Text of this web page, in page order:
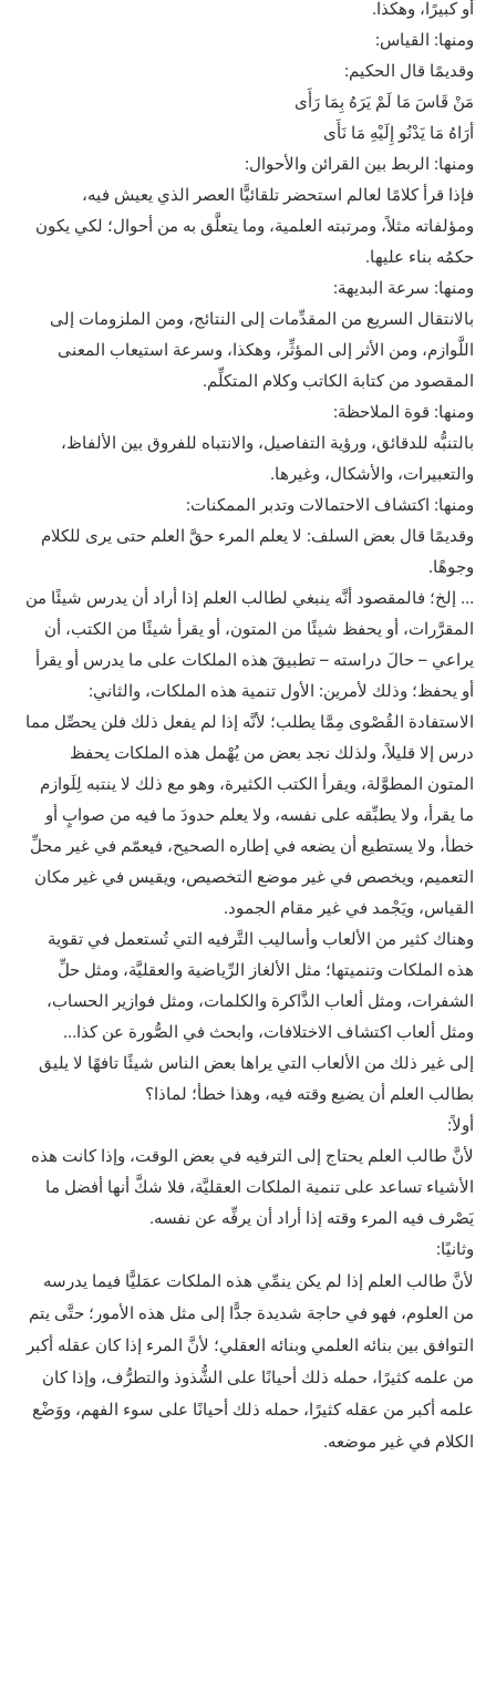
أو كبيرًا، وهكذا.
ومنها: القياس:
وقديمًا قال الحكيم:
مَنْ قَاسَ مَا لَمْ يَرَهُ بِمَا رَأَى
أرَاهُ مَا يَدْنُو إِلَيْهِ مَا نَأَى
ومنها: الربط بين القرائن والأحوال:
فإذا قرأ كلامًا لعالم استحضر تلقائيًّا العصر الذي يعيش فيه،
ومؤلفاته مثلاً، ومرتبته العلمية، وما يتعلَّق به من أحوال؛ لكي يكون
حكمُه بناء عليها.
ومنها: سرعة البديهة:
بالانتقال السريع من المقدِّمات إلى النتائج، ومن الملزومات إلى
اللَّوازم، ومن الأثر إلى المؤثِّر، وهكذا، وسرعة استيعاب المعنى
المقصود من كتابة الكاتب وكلام المتكلِّم.
ومنها: قوة الملاحظة:
بالتنبُّه للدقائق، ورؤية التفاصيل، والانتباه للفروق بين الألفاظ،
والتعبيرات، والأشكال، وغيرها.
ومنها: اكتشاف الاحتمالات وتدبر الممكنات:
وقديمًا قال بعض السلف: لا يعلم المرء حقَّ العلم حتى يرى للكلام
وجوهًا.
… إلخ؛ فالمقصود أنَّه ينبغي لطالب العلم إذا أراد أن يدرس شيئًا من
المقرَّرات، أو يحفظ شيئًا من المتون، أو يقرأ شيئًا من الكتب، أن
يراعي – حالَ دراسته – تطبيقَ هذه الملكات على ما يدرس أو يقرأ
أو يحفظ؛ وذلك لأمرين: الأول تنمية هذه الملكات، والثاني:
الاستفادة القُصْوى مِمَّا يطلب؛ لأنَّه إذا لم يفعل ذلك فلن يحصِّل مما
درس إلا قليلاً، ولذلك نجد بعض من يُهْمل هذه الملكات يحفظ
المتون المطوَّلة، ويقرأ الكتب الكثيرة، وهو مع ذلك لا ينتبه لِلَوازم
ما يقرأ، ولا يطبِّقه على نفسه، ولا يعلم حدودَ ما فيه من صوابٍ أو
خطأ، ولا يستطيع أن يضعه في إطاره الصحيح، فيعمّم في غير محلِّ
التعميم، ويخصص في غير موضع التخصيص، ويقيس في غير مكان
القياس، ويَجْمد في غير مقام الجمود.
وهناك كثير من الألعاب وأساليب التَّرفيه التي تُستعمل في تقوية
هذه الملكات وتنميتها؛ مثل الألغاز الرِّياضية والعقليَّة، ومثل حلِّ
الشفرات، ومثل ألعاب الذَّاكرة والكلمات، ومثل فوازير الحساب،
ومثل ألعاب اكتشاف الاختلافات، وابحث في الصُّورة عن كذا…
إلى غير ذلك من الألعاب التي يراها بعض الناس شيئًا تافهًا لا يليق
بطالب العلم أن يضيع وقته فيه، وهذا خطأ؛ لماذا؟
أولاً:
لأنَّ طالب العلم يحتاج إلى الترفيه في بعض الوقت، وإذا كانت هذه
الأشياء تساعد على تنمية الملكات العقليَّة، فلا شكَّ أنها أفضل ما
يَصْرف فيه المرء وقته إذا أراد أن يرفِّه عن نفسه.
وثانيًا:
لأنَّ طالب العلم إذا لم يكن ينمِّي هذه الملكات عمَليًّا فيما يدرسه
من العلوم، فهو في حاجة شديدة جدًّا إلى مثل هذه الأمور؛ حتَّى يتم
التوافق بين بنائه العلمي وبنائه العقلي؛ لأنَّ المرء إذا كان عقله أكبر
من علمه كثيرًا، حمله ذلك أحيانًا على الشُّذوذ والتطرُّف، وإذا كان
علمه أكبر من عقله كثيرًا، حمله ذلك أحيانًا على سوء الفهم، ووَضْع
الكلام في غير موضعه.